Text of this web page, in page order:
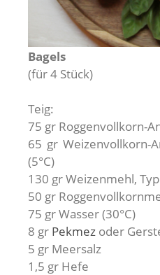
Bagels
(für 4 Stück)
Teig:
75 gr Roggenvollkorn-
65 gr Weizenvollkorn-
(5°C)
130 gr Weizenmehl,
50 gr
75 gr Wasser (30°C)
8 gr Pekmez oder
5 gr Meersalz
1,5 gr Hefe